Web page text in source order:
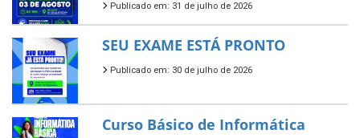
Publicado em: 31 de julho de 2026
SEU EXAME ESTÁ PRONTO
Publicado em: 30 de julho de 2026
Curso Básico de Informática